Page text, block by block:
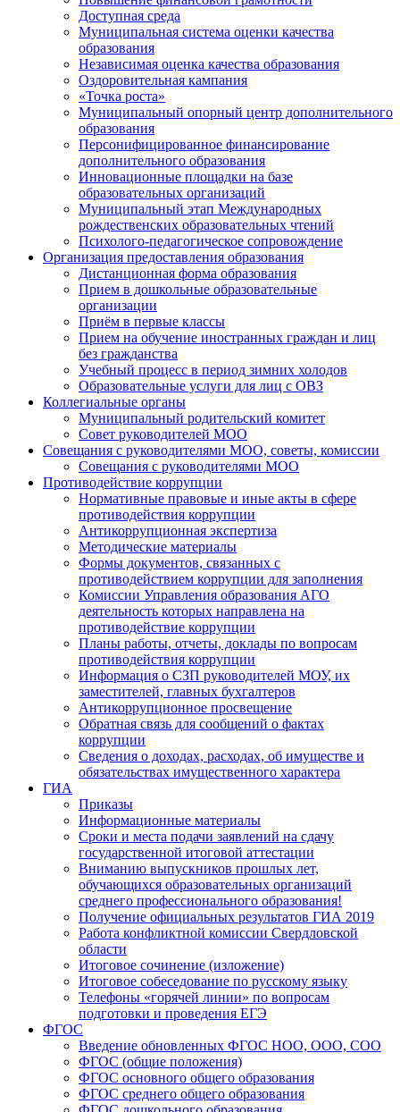
Доступная среда
Муниципальная система оценки качества
образования
Независимая оценка качества образования
Оздоровительная кампания
«Точка роста»
Муниципальный опорный центр дополнительного
образования
Персонифицированное финансирование
дополнительного образования
Инновационные площадки на базе
образовательных организаций
Муниципальный этап Международных
рождественских образовательных чтений
Психолого-педагогическое сопровождение
Организация предоставления образования
Дистанционная форма образования
Прием в дошкольные образовательные
организации
Приём в первые классы
Прием на обучение иностранных граждан и лиц
без гражданства
Учебный процесс в период зимних холодов
Образовательные услуги для лиц с ОВЗ
Коллегиальные органы
Муниципальный родительский комитет
Совет руководителей МОО
Совещания с руководителями МОО, советы, комиссии
Совещания с руководителями МОО
Противодействие коррупции
Нормативные правовые и иные акты в сфере
противодействия коррупции
Антикоррупционная экспертиза
Методические материалы
Формы документов, связанных с
противодействием коррупции для заполнения
Комиссии Управления образования АГО
деятельность которых направлена на
противодействие коррупции
Планы работы, отчеты, доклады по вопросам
противодействия коррупции
Информация о СЗП руководителей МОУ, их
заместителей, главных бухгалтеров
Антикоррупционное просвещение
Обратная связь для сообщений о фактах
коррупции
Сведения о доходах, расходах, об имуществе и
обязательствах имущественного характера
ГИА
Приказы
Информационные материалы
Сроки и места подачи заявлений на сдачу
государственной итоговой аттестации
Вниманию выпускников прошлых лет,
обучающихся образовательных организаций
среднего профессионального образования!
Получение официальных результатов ГИА 2019
Работа конфликтной комиссии Свердловской
области
Итоговое сочинение (изложение)
Итоговое собеседование по русскому языку
Телефоны «горячей линии» по вопросам
подготовки и проведения ЕГЭ
ФГОС
Введение обновленных ФГОС НОО, ООО, СОО
ФГОС (общие положения)
ФГОС основного общего образования
ФГОС среднего общего образования